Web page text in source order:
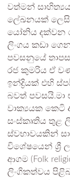
වත්මන්
ලේඛනයක්
යෝනිය දක්වන
ලිංගය කඩා
පවසනුයේ
රජ කුමරිය ඒ
ඉන්ද්‍රියක් එහි
බවත්
වාක්‍යයක කෙටි
සංස්කෘතිය තුළ
ස්වභාවයකින්
විශේෂයෙන් ශ්‍රී
ආගම (Folk
ලිංගිකත්වය